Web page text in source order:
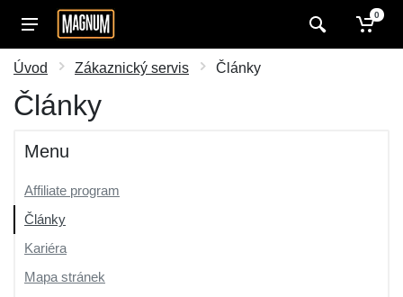
0
Úvod Zákaznický servis Články
Články
Menu
Affiliate program
Články
Kariéra
Mapa stránek